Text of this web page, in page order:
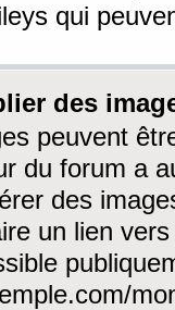
qui
des
peuvent
du forum a
des
un lien